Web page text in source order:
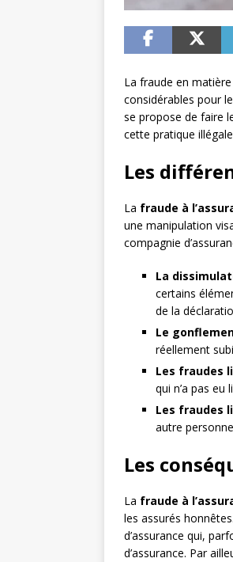
La fraude en
considérables pour
se propose de faire
cette pratique
Les
La fraude à
une manipulation
compagnie
La
certains
de la
Le
réellement
Les fraudes
qui n’a pas
Les fraudes
autre
Les
La fraude à
les assurés
d’assurance qui,
d’assurance. Par